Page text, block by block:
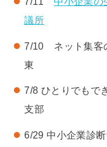
議所
7/10 ネット集客
東
7/8 ひとりでもで
支部
6/29 中小企業診